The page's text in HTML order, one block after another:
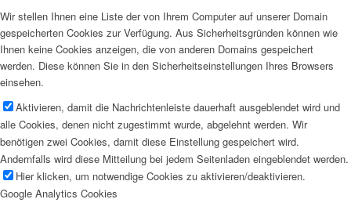
Wir stellen Ihnen eine Liste der von Ihrem Computer auf unserer Domain
gespeicherten Cookies zur Verfügung. Aus Sicherheitsgründen können wie
Ihnen keine Cookies anzeigen, die von anderen Domains gespeichert
werden. Diese können Sie in den Sicherheitseinstellungen Ihres Browsers
einsehen.
Aktivieren, damit die Nachrichtenleiste dauerhaft ausgeblendet wird und
alle Cookies, denen nicht zugestimmt wurde, abgelehnt werden. Wir
benötigen zwei Cookies, damit diese Einstellung gespeichert wird.
Andernfalls wird diese Mitteilung bei jedem Seitenladen eingeblendet werden.
Hier klicken, um notwendige Cookies zu aktivieren/deaktivieren.
Google Analytics Cookies